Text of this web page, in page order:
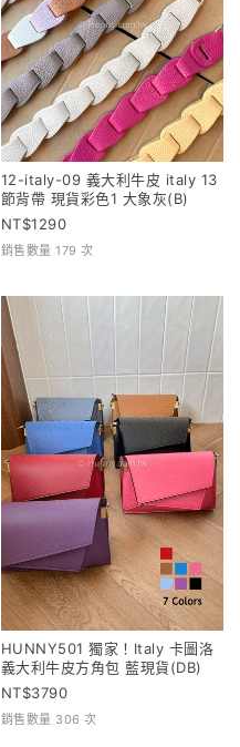
12-italy-09 義大利牛皮 italy 13
節背帶 現貨彩色1 大象灰(B)
1290
銷售數量 179 次
HUNNY501 獨家！Italy 卡圖洛
義大利牛皮方角包 藍現貨(DB)
3790
銷售數量 306 次